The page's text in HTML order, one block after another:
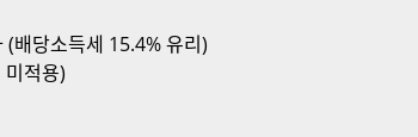
(배당소득세 15.4% 유리)
미적용)